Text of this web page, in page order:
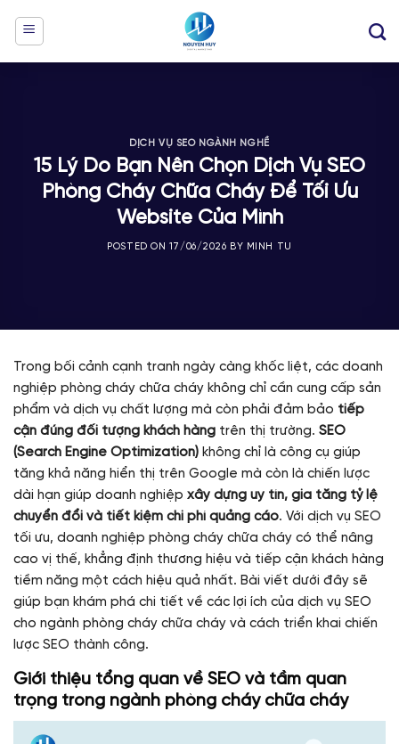
DỊCH VỤ SEO NGÀNH NGHỀ
15 Lý Do Bạn Nên Chọn Dịch Vụ SEO
Phòng Cháy Chữa Cháy Để Tối Ưu
Website Của Mình
POSTED ON 17/06/2026 BY MINH TU
Trong bối cảnh cạnh tranh ngày càng khốc liệt, các doanh
nghiệp phòng cháy chữa cháy không chỉ cần cung cấp sản
phẩm và dịch vụ chất lượng mà còn phải đảm bảo tiếp
cận đúng đối tượng khách hàng trên thị trường. SEO
(Search Engine Optimization) không chỉ là công cụ giúp
tăng khả năng hiển thị trên Google mà còn là chiến lược
dài hạn giúp doanh nghiệp xây dựng uy tín, gia tăng tỷ lệ
chuyển đổi và tiết kiệm chi phí quảng cáo. Với dịch vụ SEO
tối ưu, doanh nghiệp phòng cháy chữa cháy có thể nâng
cao vị thế, khẳng định thương hiệu và tiếp cận khách hàng
tiềm năng một cách hiệu quả nhất. Bài viết dưới đây sẽ
giúp bạn khám phá chi tiết về các lợi ích của dịch vụ SEO
cho ngành phòng cháy chữa cháy và cách triển khai chiến
lược SEO thành công.
Giới thiệu tổng quan về SEO và tầm quan
trọng trong ngành phòng cháy chữa cháy